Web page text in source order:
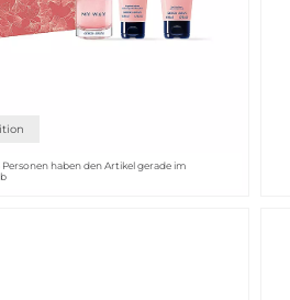
Personen haben den Artikel gerade im